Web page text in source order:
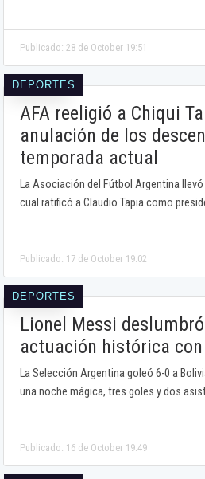
Publicado: 28 de October 19:51
DEPORTES
AFA reeligió a Chiqui
anulación de los
temporada actual
La Asociación del Fútbol Argentina
cual ratificó a Claudio Tapia como
Publicado: 17 de October 19:02
DEPORTES
Lionel Messi
actuación histórica
La Selección Argentina goleó 6-0 a
una noche mágica, tres goles y dos
Publicado: 16 de October 19:49